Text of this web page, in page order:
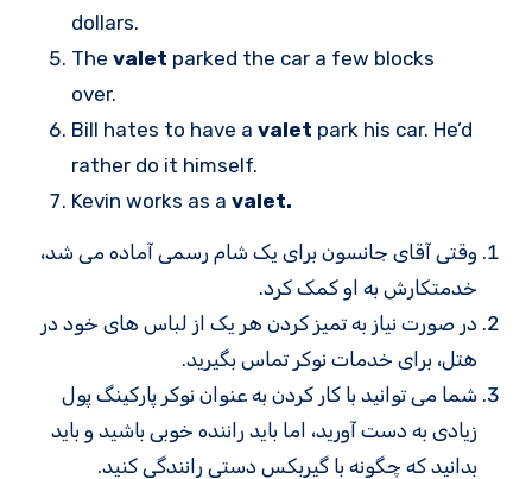
dollars.
The valet parked the car a few blocks
over.
Bill hates to have a valet park his car. He’d
rather do it himself.
Kevin works as a valet.
وقتی آقای جانسون برای یک شام رسمی آماده می شد،
خدمتکارش به او کمک کرد.
در صورت نیاز به تمیز کردن هر یک از لباس های خود در
هتل، برای خدمات نوکر تماس بگیرید.
شما می توانید با کار کردن به عنوان نوکر پارکینگ پول
زیادی به دست آورید، اما باید راننده خوبی باشید و باید
بدانید که چگونه با گیربکس دستی رانندگی کنید.